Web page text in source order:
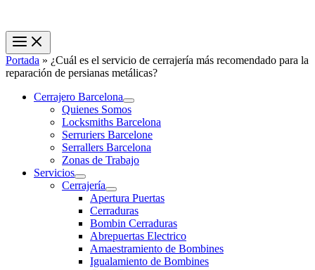
Portada » ¿Cuál es el servicio de cerrajería más recomendado para la
reparación de persianas metálicas?
Cerrajero Barcelona
Quienes Somos
Locksmiths Barcelona
Serruriers Barcelone
Serrallers Barcelona
Zonas de Trabajo
Servicios
Cerrajería
Apertura Puertas
Cerraduras
Bombin Cerraduras
Abrepuertas Electrico
Amaestramiento de Bombines
Igualamiento de Bombines